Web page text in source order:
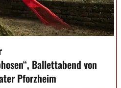
Ballettabend von
Pforzheim